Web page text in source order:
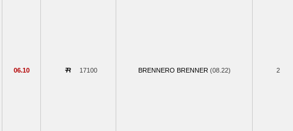
06.10 17100 BRENNERO BRENNER (08.22) 2